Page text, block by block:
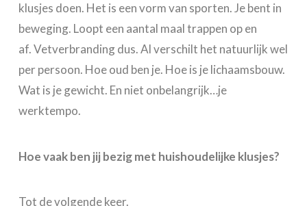
klusjes doen. Het is een vorm van sporten. Je bent in
beweging. Loopt een aantal maal trappen op en
af. Vetverbranding dus. Al verschilt het natuurlijk wel
per persoon. Hoe oud ben je. Hoe is je lichaamsbouw.
Wat is je gewicht. En niet onbelangrijk…je
werktempo.
Hoe vaak ben jij bezig met huishoudelijke klusjes?
Tot de volgende keer.